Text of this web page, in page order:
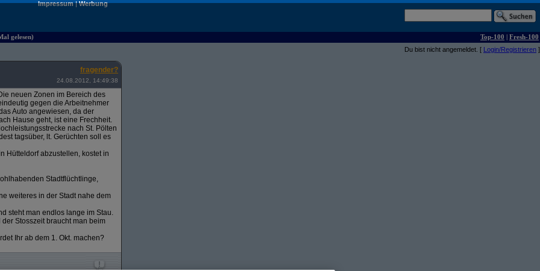
Impressum|Werbung
gelesen) Top-100 | Fresh-100
Du bist nicht angemeldet. [ Login/Registrieren ]
fragender?
24.08.2012, 14:49:38
neuen Zonen im Bereich des
gegen die Arbeitnehmer
Auto angewiesen, da der
Hause geht, ist eine Frechheit.
nach St. Pölten
tagsüber, lt. Gerüchten soll es
Hütteldorf abzustellen, kostet in
Stadtflüchtlinge,
weiteres in der Stadt nahe dem
steht man endlos lange im Stau.
Stosszeit braucht man beim
Ihr ab dem 1. Okt. machen?